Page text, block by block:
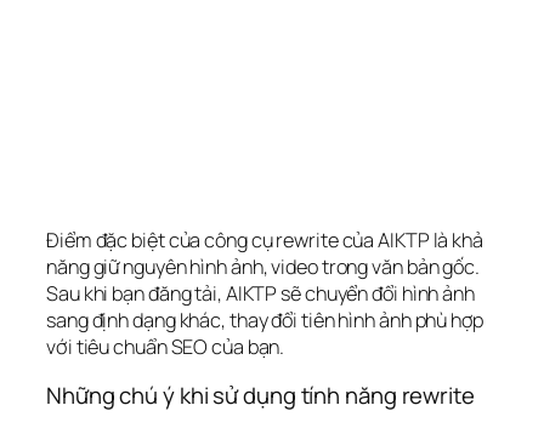
Điểm đặc biệt của công cụ rewrite của AIKTP là khả
năng giữ nguyên hình ảnh, video trong văn bản gốc.
Sau khi bạn đăng tải, AIKTP sẽ chuyển đổi hình ảnh
sang định dạng khác, thay đổi tiên hình ảnh phù hợp
với tiêu chuẩn SEO của bạn.
Những chú ý khi sử dụng tính năng rewrite